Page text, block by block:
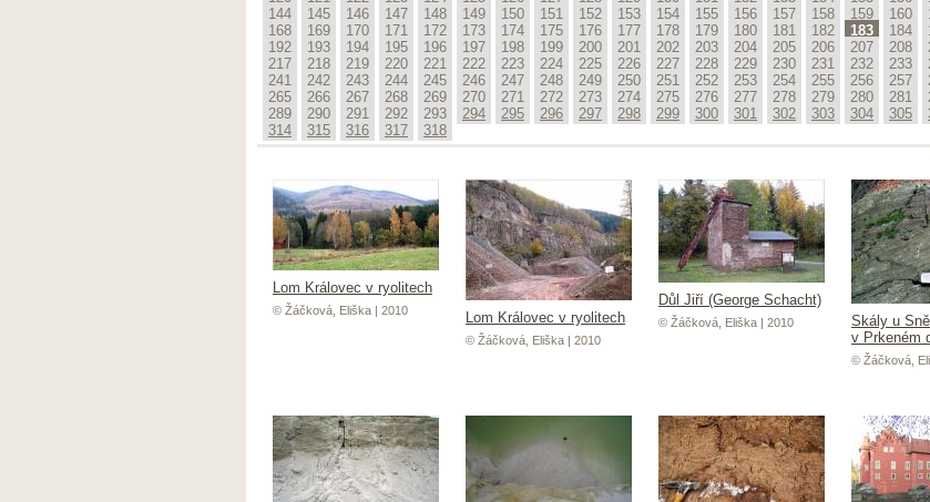
144
145 146 147 148 149 150 151 152 153 154 155 156 157 158 159 160
168
169 170 171 172 173 174 175 176 177 178 179 180 181 182 183 184
192
193 194 195 196 197 198 199 200 201 202 203 204 205 206 207 208
217
218 219 220 221 222 223 224 225 226 227 228 229 230 231 232 233
241
242 243 244 245 246 247 248 249 250 251 252 253 254 255 256 257
265
266 267 268 269 270 271 272 273 274 275 276 277 278 279 280 281
289
290 291 292 293 294 295 296 297 298 299 300 301 302 303 304 305
314
315 316 317 318
Lom Královec v ryolitech
© Žáčková, Eliška | 2010 Lom Královec v ryolitech
© Žáčková, Eliška | 2010
Důl Jiří (George Schacht)
© Žáčková, Eliška | 2010
Skály u
v Prkeném
© Žáčková,